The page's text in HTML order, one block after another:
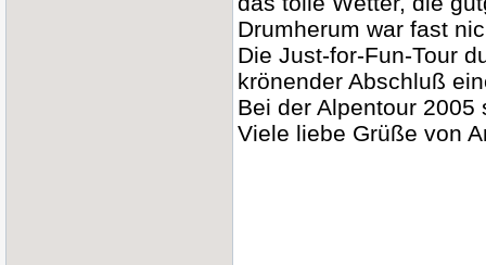
Drumherum war fast
Die Just-for-Fun-Tour
krönender Abschluß
Bei der Alpentour
Viele liebe Grüße von